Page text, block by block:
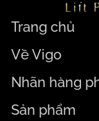
Trang chủ
Về Vigo
Nhãn hàng
Sản phẩm